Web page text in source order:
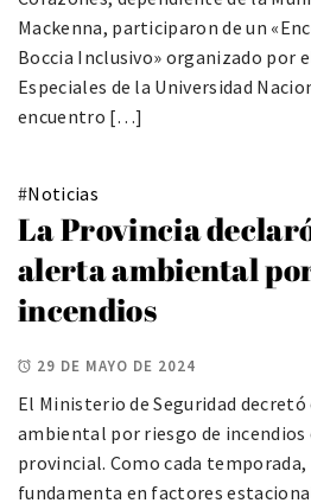
Mackenna, participaron de un
Boccia Inclusivo» organizado por
Especiales de la Universidad
encuentro […]
#Noticias
La Provincia
alerta ambiental
incendios
29 DE MAYO DE 2024
El Ministerio de Seguridad
ambiental por riesgo de
provincial. Como cada temporada,
fundamenta en factores